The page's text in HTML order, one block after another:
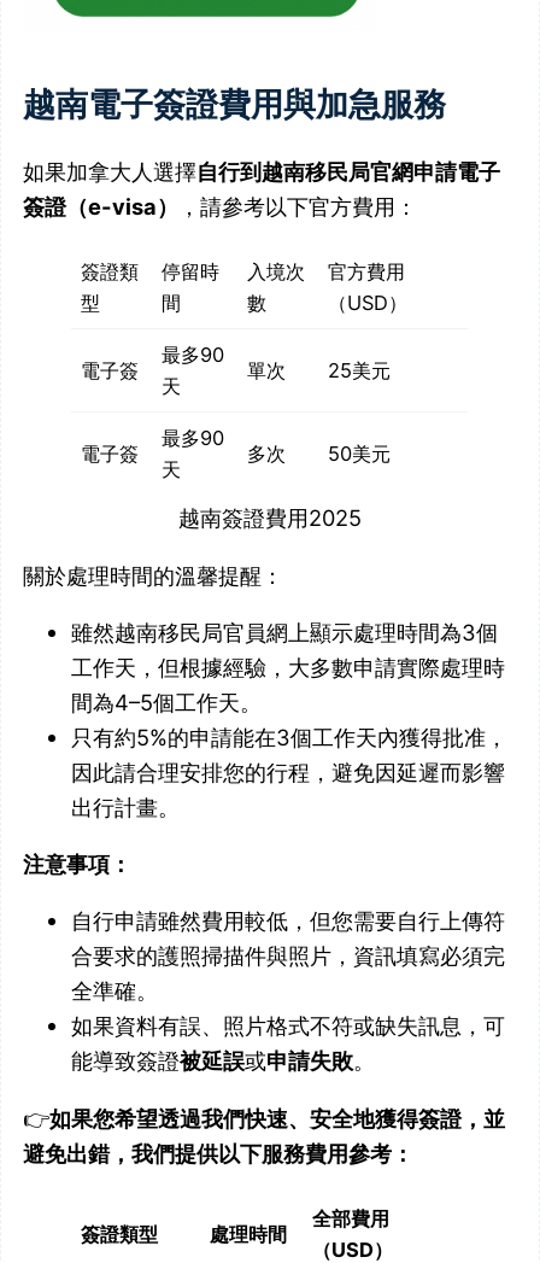
越南電子簽證費用與加急服務
如果加拿大人選擇自行到越南移民局官網申請電子
簽證（e-visa）
，請參考以下官方費用：
簽證類
型
停留時
間
入境次
數
官方費用
（USD）
電子簽
最多90
天
單次 25美元
電子簽
最多90
天
多次 50美元
越南簽證費用2025
關於處理時間的溫馨提醒：
雖然越南移民局官員網上顯示處理時間為3個
工作天，但根據經驗，大多數申請實際處理時
間為4–5個工作天。
只有約5%的申請能在3個工作天內獲得批准，
因此請合理安排您的行程，避免因延遲而影響
出行計畫。
注意事項：
自行申請雖然費用較低，但您需要自行上傳符
合要求的護照掃描件與照片，資訊填寫必須完
全準確。
如果資料有誤、照片格式不符或缺失訊息，可
能導致簽證被延誤或申請失敗。
👉如果您希望透過我們快速、安全地獲得簽證，並
避免出錯，我們提供以下服務費用參考：
簽證類型 處理時間
全部費用
（USD）